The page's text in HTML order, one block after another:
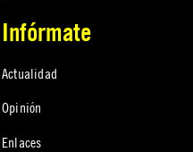
Infórmate
Actualidad
Opinión
Enlaces